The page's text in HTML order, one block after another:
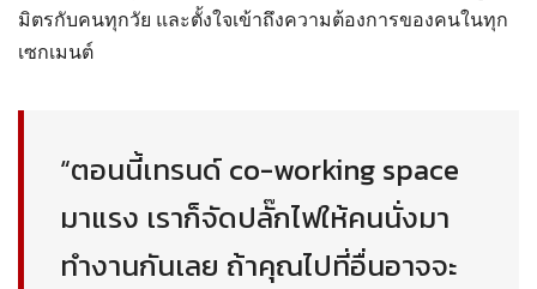
มิตรกับคนทุกวัย และตั้งใจเข้าถึงความต้องการของคนในทุก
เซกเมนต์
“ตอนนี้เทรนด co-working space
มาแรง เราก็จัดปลั๊กไฟให้คนนั่งมา
ทำงานกันเลย ถ้าคุณไปที่อื่นอาจจะ